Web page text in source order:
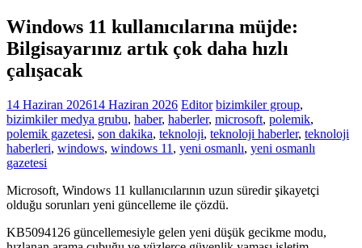
Windows 11 kullanıcılarına müjde:
Bilgisayarınız artık çok daha hızlı
çalışacak
14 Haziran 202614 Haziran 2026 Editor bizimkiler group,
bizimkiler medya grubu, haber, haberler, microsoft, polemik,
polemik gazetesi, son dakika, teknoloji, teknoloji haberler, teknoloji
haberleri, windows, windows 11 , yeni osmanlı, yeni osmanlı
gazetesi
Microsoft, Windows 11 kullanıcılarının uzun süredir şikayetçi
olduğu sorunları yeni güncelleme ile çözdü.
KB5094126 güncellemesiyle gelen yeni düşük gecikme modu,